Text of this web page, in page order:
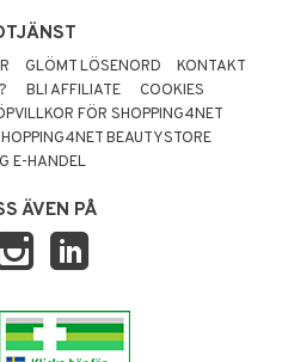
GLÖMT LÖSENORD
KONTAKT
BLI AFFILIATE
COOKIES
FÖR SHOPPING4NET
BEAUTYSTORE
E-HANDEL
ÄVEN PÅ